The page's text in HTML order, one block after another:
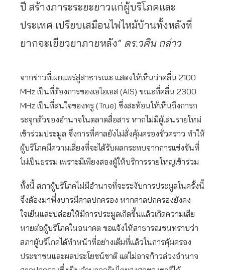
ปี สร้างภาระระยะยาวแก่ผู้บริโภคและ
ประเทศ เปรียบเสมือนไฟไหม้บ้านทั้งหลังที่
ยากจะเยียวยาภายหลัง” ดร.วศิน กล่าว
จากข่าวที่เผยแพร่สู่สาธารณะ แสดงให้เห็นว่าคลื่น 2100
MHz เป็นที่ต้องการของเอไอเอส (AIS) ขณะที่คลื่น 2300
MHz เป็นที่สนใจของทรู (True) ซึ่งสะท้อนให้เห็นถึงการก
ระจุกตัวของอำนาจในตลาดสื่อสาร หากไม่มีผู้เล่นรายใหม่
เข้าร่วมประมูล ซึ่งการที่ศาลยังไม่สั่งคุ้มครองชั่วคราว ทำให้
ผู้บริโภคมีความเสี่ยงที่จะได้รับผลกระทบจากการแข่งขันที่
ไม่เป็นธรรม เพราะมีเพียงสองผู้ให้บริการรายใหญ่เข้าร่วม
ทั้งนี้ สภาผู้บริโภคไม่มีอำนาจที่จะระงับการประมูลในครั้งนี้
จึงต้องมาพึ่งบารมีศาลปกครอง หากศาลปกครองยังคง
ใจเย็นและปล่อยให้มีการประมูลเกิดขึ้นแล้วเกิดความเสีย
หายต่อผู้บริโภคในอนาคต ขอแจ้งให้สาธารณชนทราบว่า
สภาผู้บริโภคได้ทำหน้าที่อย่างเต็มที่แล้วในการคุ้มครอง
ประชาชนและผลประโยชน์ชาติ แต่ไม่อาจก้าวล่วงอำนาจ